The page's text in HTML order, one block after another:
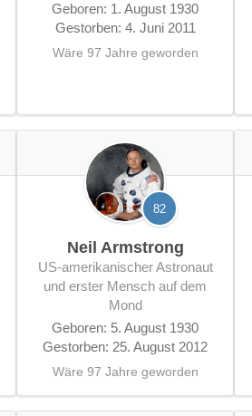
Geboren: 1. August 1930
Gestorben: 4. Juni 2011
Wäre 97 Jahre geworden
82
Neil Armstrong
US-amerikanischer Astronaut
und erster Mensch auf dem
Mond
Geboren: 5. August 1930
Gestorben: 25. August 2012
Wäre 97 Jahre geworden